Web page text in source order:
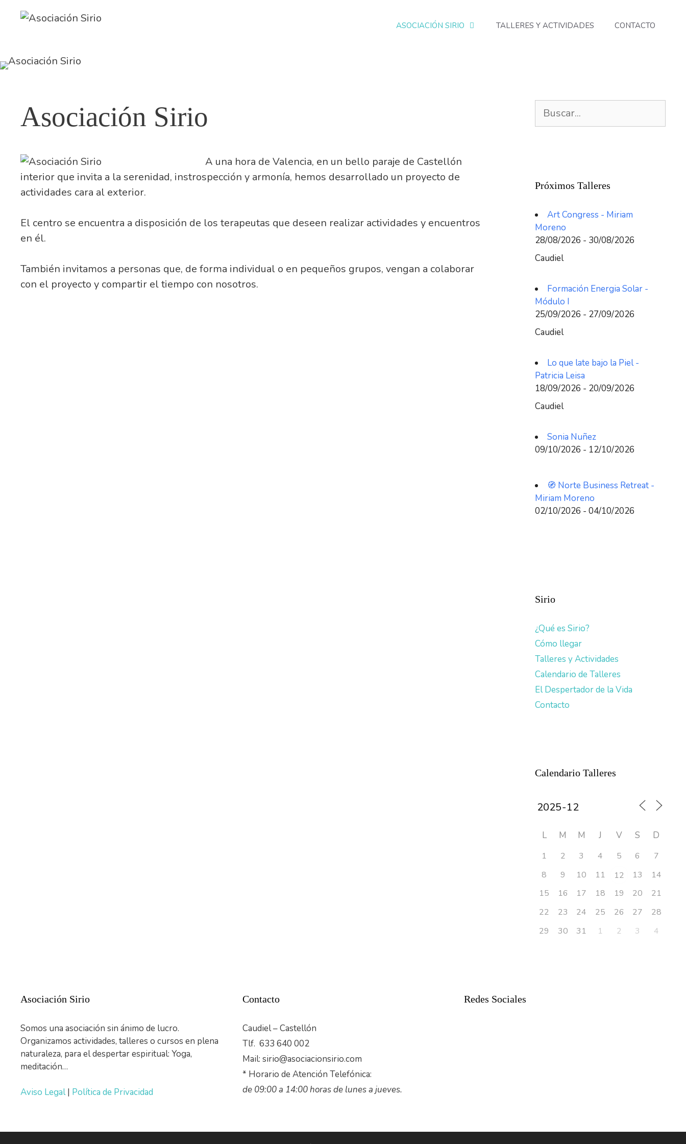
ASOCIACIÓN SIRIO TALLERES Y ACTIVIDADES CONTACTO
Asociación Sirio
A una hora de Valencia, en un bello paraje de Castellón
interior que invita a la serenidad, instrospección y armonía, hemos desarrollado un proyecto de
actividades cara al exterior.
El centro se encuentra a disposición de los terapeutas que deseen realizar actividades y encuentros
en él.
También invitamos a personas que, de forma individual o en pequeños grupos, vengan a colaborar
con el proyecto y compartir el tiempo con nosotros.
Próximos Talleres
Art Congress - Miriam
Moreno
28/08/2026 - 30/08/2026
Caudiel
Formación Energia Solar -
Módulo I
25/09/2026 - 27/09/2026
Caudiel
Lo que late bajo la Piel -
Patricia Leisa
18/09/2026 - 20/09/2026
Caudiel
Sonia Nuñez
09/10/2026 - 12/10/2026
🧭 Norte Business Retreat -
Miriam Moreno
02/10/2026 - 04/10/2026
Sirio
¿Qué es Sirio?
Cómo llegar
Talleres y Actividades
Calendario de Talleres
El Despertador de la Vida
Contacto
Calendario Talleres
L M M J V S D
1 2 3 4 5 6
7
8
9 10 11 12 13
14
15
16 17 18 19 20
21
22
23 24 25 26 27
28
29
30 31 1 2 3 4
Asociación Sirio
Somos una asociación sin ánimo de lucro.
Organizamos actividades, talleres o cursos en plena
naturaleza, para el despertar espiritual: Yoga,
meditación…
Aviso Legal| Política de Privacidad
Contacto
Caudiel – Castellón
Tlf. 633 640 002
Mail: sirio@asociacionsirio.com
* Horario de Atención Telefónica:
de 09:00 a 14:00 horas de lunes a jueves.
Redes Sociales